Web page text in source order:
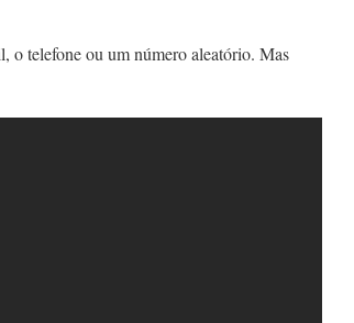
o telefone ou um número aleatório. Mas